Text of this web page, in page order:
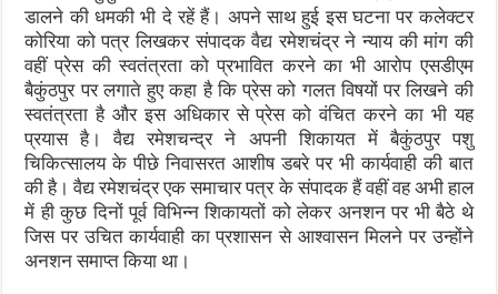
डालने की धमकी भी दे रहें हैं। अपने साथ हुई इस घटना पर कलेक्टर
कोरिया को पत्र लिखकर संपादक वैद्य रमेशचंद्र ने न्याय की मांग की
वहीं प्रेस की स्वतंत्रता को प्रभावित करने का भी आरोप एसडीएम
बैकुंठपुर पर लगाते हुए कहा है कि प्रेस को गलत विषयों पर लिखने की
स्वतंत्रता है और इस अधिकार से प्रेस को वंचित करने का भी यह
प्रयास है। वैद्य रमेशचन्द्र ने अपनी शिकायत में बैकुंठपुर पशु
चिकित्सालय के पीछे निवासरत आशीष डबरे पर भी कार्यवाही की बात
की है। वैद्य रमेशचंद्र एक समाचार पत्र के संपादक हैं वहीं वह अभी हाल
में ही कुछ दिनों पूर्व विभिन्न शिकायतों को लेकर अनशन पर भी बैठे थे
जिस पर उचित कार्यवाही का प्रशासन से आश्वासन मिलने पर उन्होंने
अनशन समाप्त किया था।